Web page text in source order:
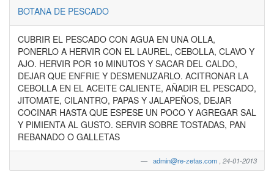
BOTANA DE PESCADO
CUBRIR EL PESCADO CON AGUA EN UNA OLLA,
PONERLO A HERVIR CON EL LAUREL, CEBOLLA, CLAVO Y
AJO. HERVIR POR 10 MINUTOS Y SACAR DEL CALDO,
DEJAR QUE ENFRIE Y DESMENUZARLO. ACITRONAR LA
CEBOLLA EN EL ACEITE CALIENTE, AÑADIR EL PESCADO,
JITOMATE, CILANTRO, PAPAS Y JALAPEÑOS, DEJAR
COCINAR HASTA QUE ESPESE UN POCO Y AGREGAR SAL
Y PIMIENTA AL GUSTO. SERVIR SOBRE TOSTADAS, PAN
REBANADO O GALLETAS
admin@re-zetas.com 24-01-2013